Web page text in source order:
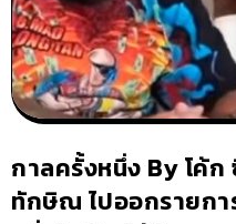
กาลครั้งหนึ่ง By โค้ก
ทักษิณ ไปออกรายกา